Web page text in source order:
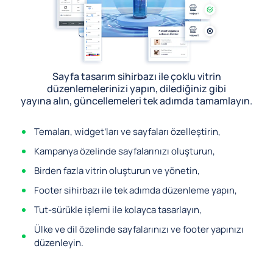
Sayfa tasarım sihirbazı ile çoklu vitrin
düzenlemelerinizi yapın, dilediğiniz gibi
yayına alın, güncellemeleri tek adımda tamamlayın.
Temaları, widget’ları ve sayfaları özelleştirin,
Kampanya özelinde sayfalarınızı oluşturun,
Birden fazla vitrin oluşturun ve yönetin,
Footer sihirbazı ile tek adımda düzenleme yapın,
Tut-sürükle işlemi ile kolayca tasarlayın,
Ülke ve dil özelinde sayfalarınızı ve footer yapınızı
düzenleyin.